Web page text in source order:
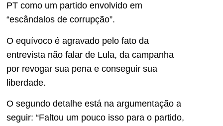
PT como um partido envolvido em
“escândalos de corrupção”.
O equívoco é agravado pelo fato da
entrevista não falar de Lula, da campanha
por revogar sua pena e conseguir sua
liberdade.
O segundo detalhe está na argumentação a
seguir: “Faltou um pouco isso para o partido,